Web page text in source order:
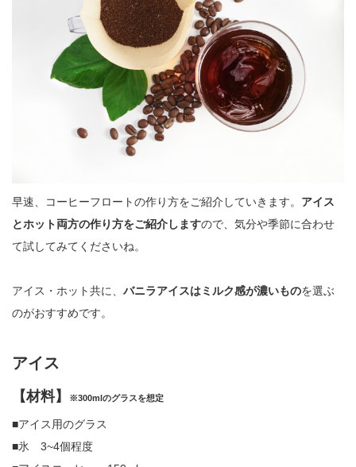
早速、コーヒーフロートの作り方をご紹介していきます。 アイス
とホット両方の作り方をご紹介しますので、気分や季節に合わせ
て試してみてくださいね。
アイス・ホット共に、 バニラアイスはミルク感が濃いものを選ぶ
のがおすすめです。
アイス
【材料】 ※300mlのグラスを想定
■アイス用のグラス
■氷 3~4個程度